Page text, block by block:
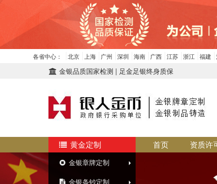
各省中心： 北京 上海 广州 深圳 海南 广西 江苏 浙江 福建
金银品质国家检测 | 足金足银终身质保
黄金定制
金银章牌定制
金银条钞定制
首页 资质许